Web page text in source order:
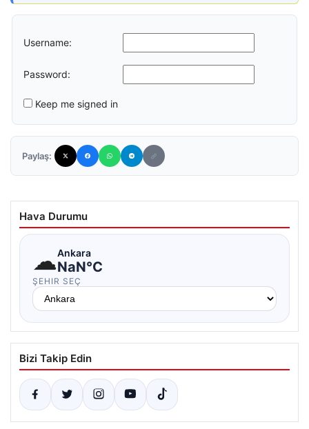
Username:
Password:
Keep me signed in
Paylaş:
Hava Durumu
☁Ankara
NaN°C
ŞEHIR SEÇ
Bizi Takip Edin